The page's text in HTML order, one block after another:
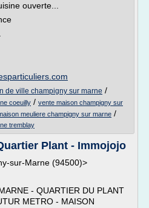
ouverte...
de ville champigny sur marne /
coeuilly / vente maison champigny sur
meuliere champigny sur marne /
tremblay
Plant - Immojojo
sur-Marne (94500)>
- QUARTIER DU PLANT
METRO - MAISON